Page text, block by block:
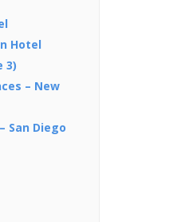
Hotel
3)
– New
San Diego